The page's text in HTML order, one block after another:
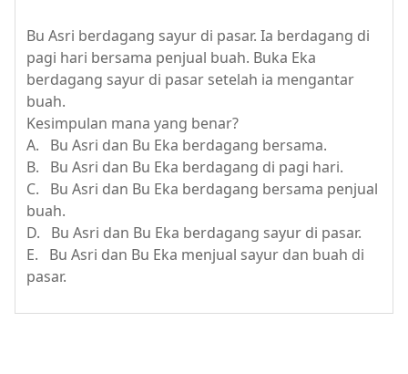
Bu Asri berdagang sayur di pasar. Ia berdagang di
pagi hari bersama penjual buah. Buka Eka
berdagang sayur di pasar setelah ia mengantar
buah.
Kesimpulan mana yang benar?
A. Bu Asri dan Bu Eka berdagang bersama.
B. Bu Asri dan Bu Eka berdagang di pagi hari.
C. Bu Asri dan Bu Eka berdagang bersama penjual
buah.
D. Bu Asri dan Bu Eka berdagang sayur di pasar.
E. Bu Asri dan Bu Eka menjual sayur dan buah di
pasar.